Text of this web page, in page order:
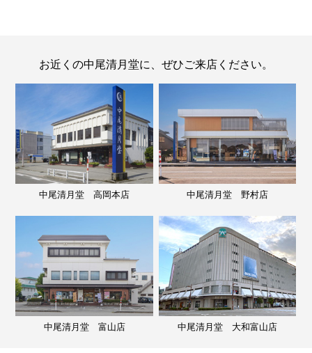
お近くの中尾清月堂に、ぜひご来店ください。
中尾清月堂 高岡本店 中尾清月堂 野村店
中尾清月堂 富山店 中尾清月堂 大和富山店